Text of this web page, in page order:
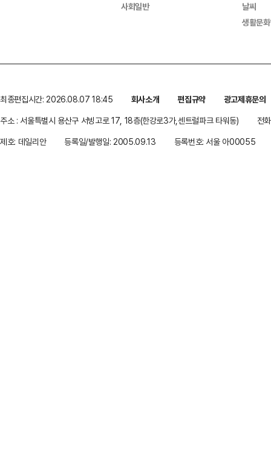
사회일반
날씨
생활문
최종편집시간: 2026.08.07 18:45 회사소개 편집규약
광고제휴문의
주소 : 서울특별시 용산구 서빙고로 17, 18층(한강로3가,센트럴파크 타워동)
전
제호: 데일리안
등록일/발행일: 2005.09.13 등록번호: 서울 아00055